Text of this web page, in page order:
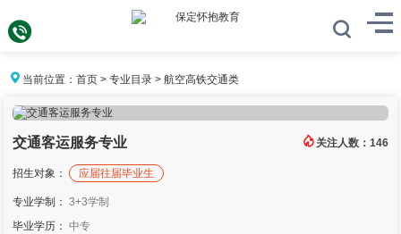
当前位置：首页 >专业目录 >航空高铁交通类
关注人数： 146
交通客运服务专业
招生对象： 应届往届毕业生
专业学制：3+3学制
毕业学历：中专